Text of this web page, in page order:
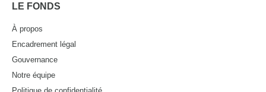
LE FONDS
À propos
Encadrement légal
Gouvernance
Notre équipe
Politique de confidentialité